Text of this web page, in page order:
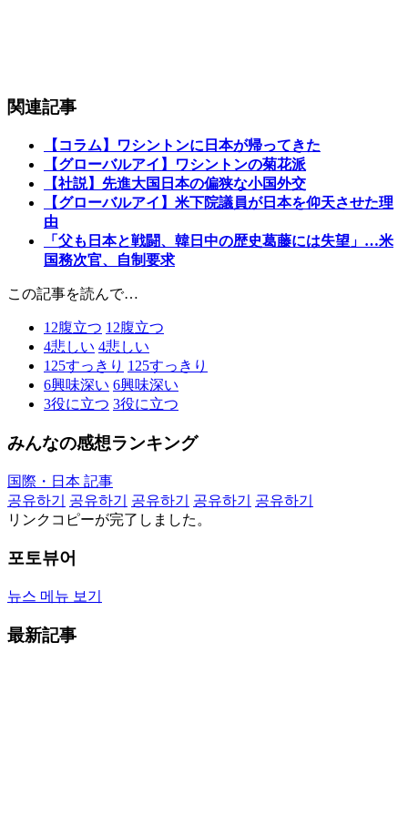
関連記事
【コラム】ワシントンに日本が帰ってきた
【グローバルアイ】ワシントンの菊花派
【社説】先進大国日本の偏狭な小国外交
【グローバルアイ】米下院議員が日本を仰天させた理
由
「父も日本と戦闘、韓日中の歴史葛藤には失望」…米
国務次官、自制要求
この記事を読んで…
12腹立つ 12腹立つ
4悲しい 4悲しい
125すっきり 125すっきり
6興味深い 6興味深い
3役に立つ 3役に立つ
みんなの感想ランキング
国際・日本 記事
공유하기
공유하기 공유하기 공유하기
공유하기
リンクコピーが完了しました。
포토뷰어
뉴스 메뉴 보기
最新記事